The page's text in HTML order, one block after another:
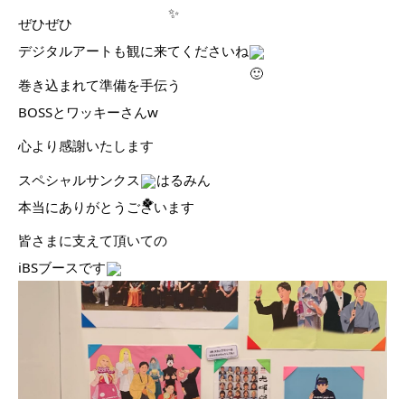
ぜひぜひ
デジタルアートも観に来てくださいね
巻き込まれて準備を手伝う
BOSSとワッキーさんw
心より感謝いたします
スペシャルサンクス
はるみん
本当にありがとうございます
皆さまに支えて頂いての
iBSブースです